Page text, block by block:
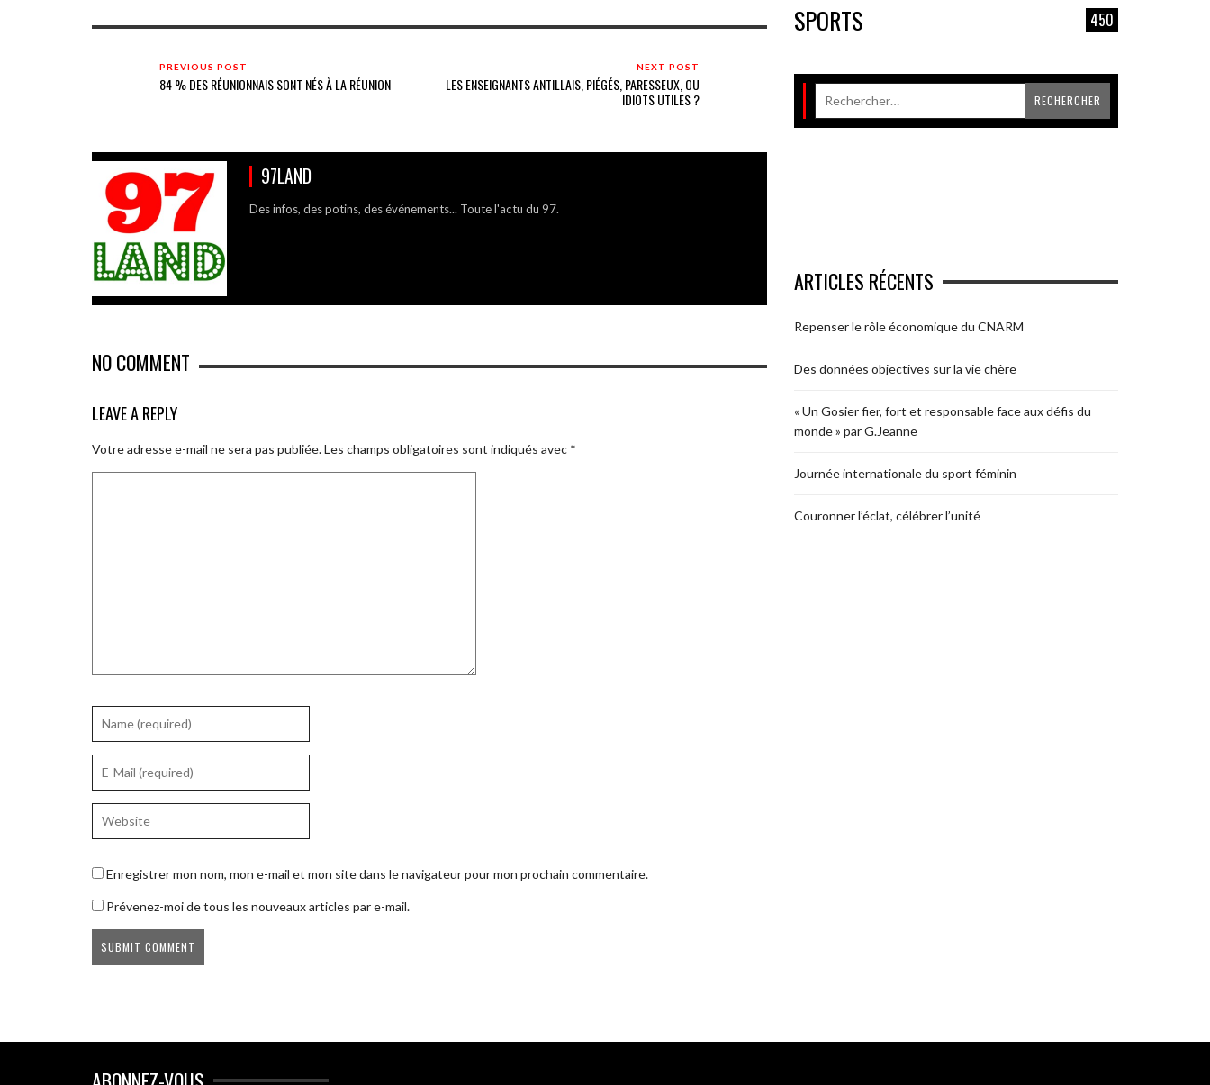
PREVIOUS POST
84 % DES RÉUNIONNAIS SONT NÉS À LA RÉUNION
NEXT POST
LES ENSEIGNANTS ANTILLAIS, PIÉGÉS, PARESSEUX, OU
IDIOTS UTILES ?
97LAND
Des infos, des potins, des événements... Toute l'actu du 97.
NO COMMENT
LEAVE A REPLY
Votre adresse e-mail ne sera pas publiée.Les champs obligatoires sont indiqués avec *
Enregistrer mon nom, mon e-mail et mon site dans le navigateur pour mon prochain commentaire.
Prévenez-moi de tous les nouveaux articles par e-mail.
SPORTS 450
ARTICLES RÉCENTS
Repenser le rôle économique du CNARM
Des données objectives sur la vie chère
« Un Gosier fier, fort et responsable face aux défis du
monde » par G.Jeanne
Journée internationale du sport féminin
Couronner l’éclat, célébrer l’unité